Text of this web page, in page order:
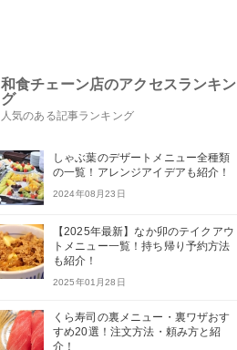
和食チェーン店のアクセスランキン
グ
人気のある記事ランキング
しゃぶ葉のデザートメニュー全種類
の一覧！アレンジアイデアも紹介！
2024年08月23日
【2025年最新】なか卯のテイクアウ
トメニュー一覧！持ち帰り予約方法
も紹介！
2025年01月28日
くら寿司の裏メニュー・裏ワザおす
すめ20選！注文方法・頼み方と紹
介！